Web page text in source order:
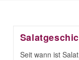
Seit wann ist